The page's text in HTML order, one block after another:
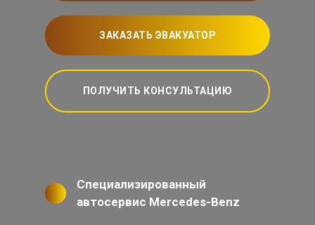
ЗАКАЗАТЬ ЭВАКУАТОР
ПОЛУЧИТЬ КОНСУЛЬТАЦИЮ
Специализированный
автосервис Mercedes-Benz